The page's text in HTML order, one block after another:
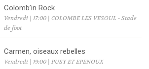
Colomb’in Rock
Vendredi | 17:00 | COLOMBE LES VESOUL - Stade
de foot
Carmen, oiseaux rebelles
Vendredi | 19:00 | PUSY ET EPENOUX